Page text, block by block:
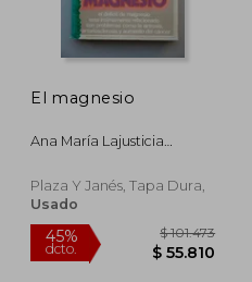
El magnesio
Ana María Lajusticia
Plaza Y Janés, Tapa Dura,
Usado